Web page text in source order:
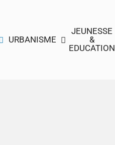
URBANISME
JEUNESSE
&
EDUCATION